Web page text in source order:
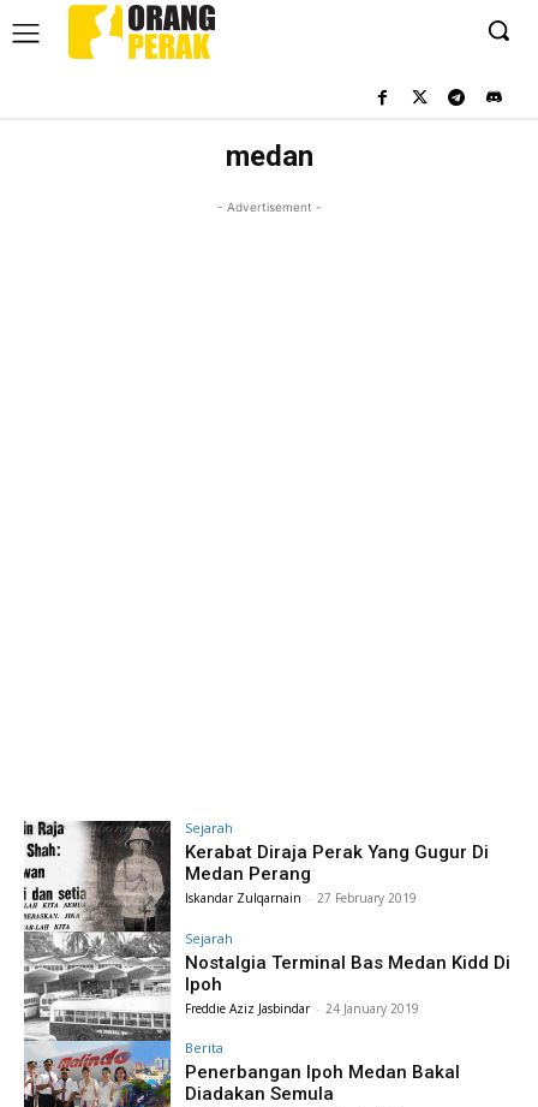
medan
- Advertisement -
Sejarah
Kerabat Diraja Perak Yang Gugur Di
Medan Perang
Iskandar Zulqarnain - 27 February 2019
Sejarah
Nostalgia Terminal Bas Medan Kidd Di
Ipoh
Freddie Aziz Jasbindar - 24 January 2019
Berita
Penerbangan Ipoh Medan Bakal
Diadakan Semula